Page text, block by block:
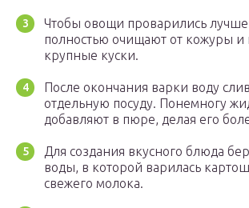
Чтобы овощи проварились
полностью очищают от кожуры и
крупные куски.
После окончания варки воду
отдельную посуду. Понемногу
добавляют в пюре, делая его
Для создания вкусного блюда
воды, в которой варилась
свежего молока.